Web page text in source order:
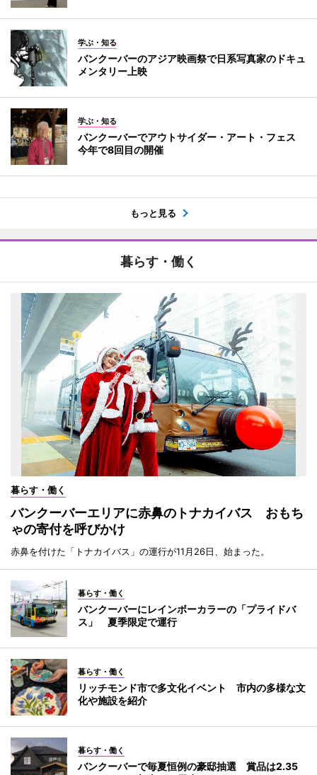
学ぶ・知る
バンクーバーのアジア映画祭で日系写真家のドキュ
メンタリー上映
学ぶ・知る
バンクーバーでアウトサイダー・アート・フェス
今年で8回目の開催
もっと見る
暮らす・働く
暮らす・働く
バンクーバーエリアに赤鼻のトナカイバス おもち
ゃの寄付を呼びかけ
赤鼻を付けた「トナカイバス」の運行が11月26日、始まった。
暮らす・働く
バンクーバーにレインボーカラーの「プライドバ
ス」 夏季限定で運行
暮らす・働く
リッチモンド市で多文化イベント 市内の多様な文
化や施設を紹介
暮らす・働く
バンクーバーで毎夏恒例の豪邸抽選 賞品は2.35